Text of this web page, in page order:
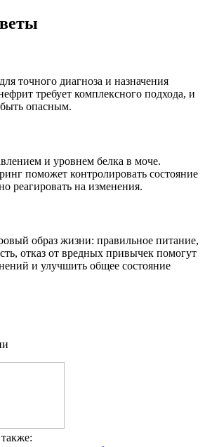
точного диагноза и назначения
требует комплексного подхода, и
опасным.
и уровнем белка в моче.
поможет контролировать состояние
реагировать на изменения.
образ жизни: правильное питание,
отказ от вредных привычек помогут
и улучшить общее состояние